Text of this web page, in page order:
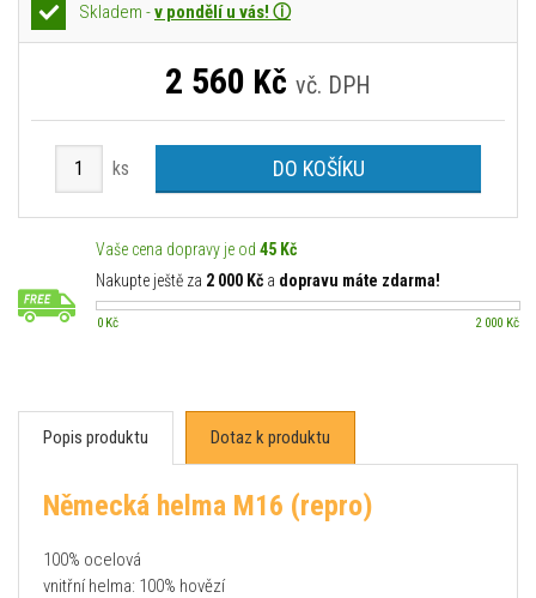
Skladem -v pondělí u vás! ⓘ
2 560 Kč vč. DPH
ks DO KOŠÍKU
Vaše cena dopravy je od 45 Kč
Nakupte ještě za 2 000 Kč a dopravu máte zdarma!
0 Kč 2 000 Kč
Popis produktu Dotaz k produktu
Německá helma M16 (repro)
100% ocelová
vnitřní helma: 100% hovězí